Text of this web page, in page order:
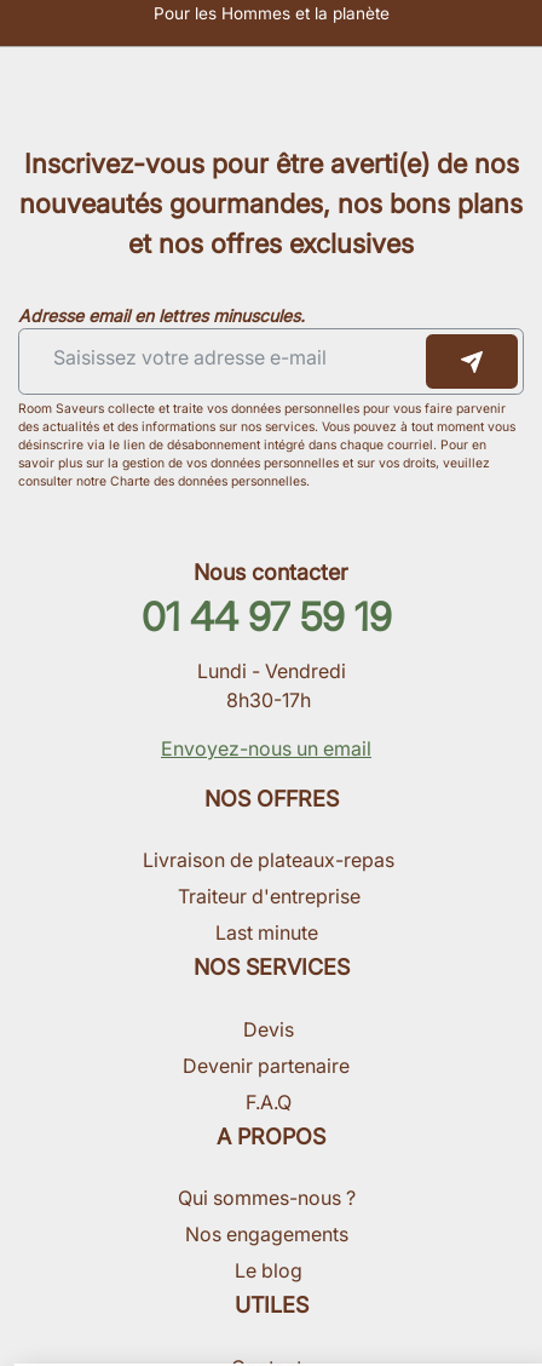
Pour les Hommes et la planète
Inscrivez-vous pour être averti(e) de nos
nouveautés gourmandes, nos bons plans
et nos offres exclusives
Adresse email en lettres minuscules.
Room Saveurs collecte et traite vos données personnelles pour vous faire parvenir
des actualités et des informations sur nos services. Vous pouvez à tout moment vous
désinscrire via le lien de désabonnement intégré dans chaque courriel. Pour en
savoir plus sur la gestion de vos données personnelles et sur vos droits, veuillez
consulter notre Charte des données personnelles.
Nous contacter
01 44 97 59 19
Lundi - Vendredi
8h30-17h
Envoyez-nous un email
NOS OFFRES
Livraison de plateaux-repas
Traiteur d'entreprise
Last minute
NOS SERVICES
Devis
Devenir partenaire
F.A.Q
A PROPOS
Qui sommes-nous ?
Nos engagements
Le blog
UTILES